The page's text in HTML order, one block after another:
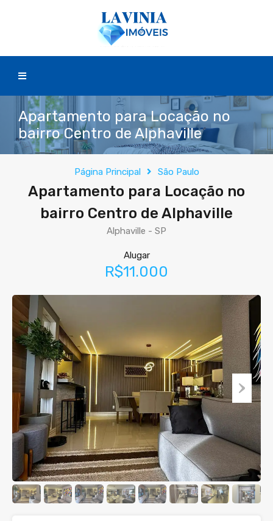
Apartamento para Locação no
bairro Centro de Alphaville
Página Principal São Paulo
Apartamento para Locação no
bairro Centro de Alphaville
Alphaville - SP
Alugar
R$11.000